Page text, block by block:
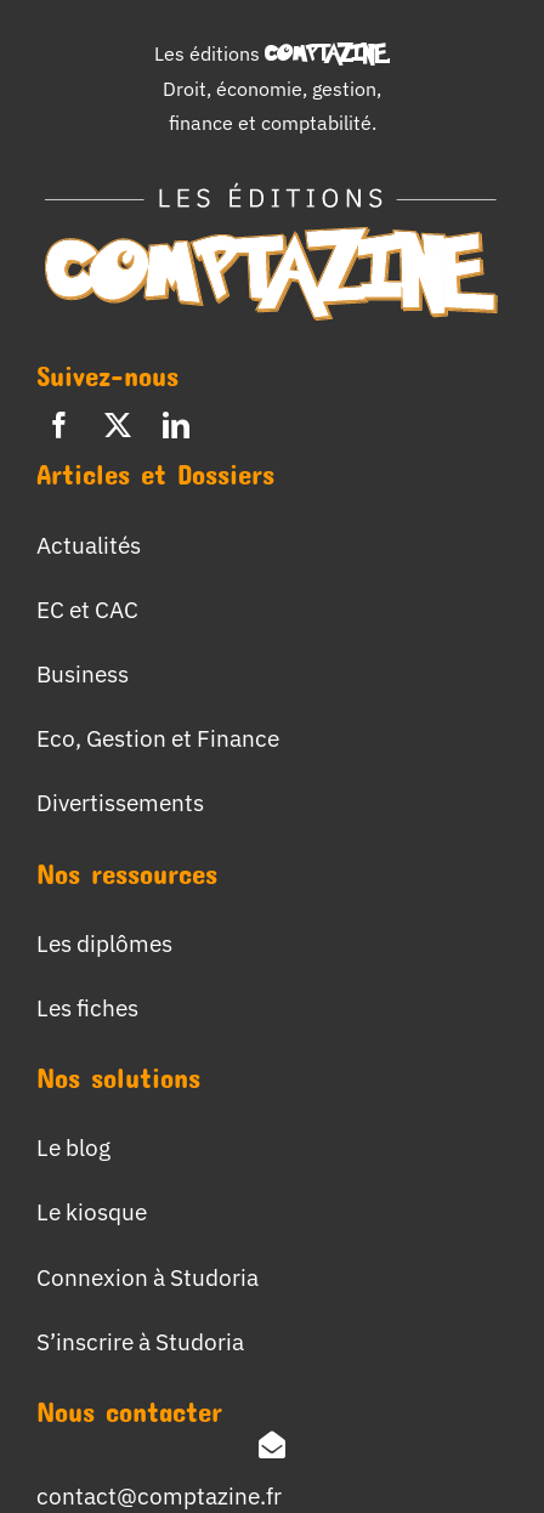
Les éditions COMPTAZINE.
Droit, économie, gestion,
finance et comptabilité.
Suivez-nous
Articles et Dossiers
Actualités
EC et CAC
Business
Eco, Gestion et Finance
Divertissements
Nos ressources
Les diplômes
Les fiches
Nos solutions
Le blog
Le kiosque
Connexion à Studoria
S’inscrire à Studoria
Nous contacter
contact@comptazine.fr